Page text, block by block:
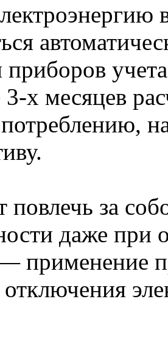
приборов
х месяцев
повлечь за
даже при
применение